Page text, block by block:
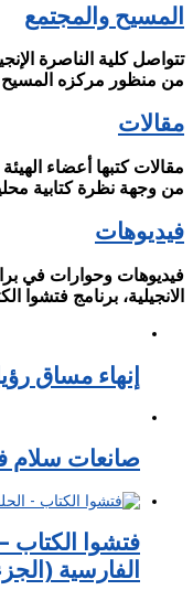
المسيح والمجتمع
تتواصل كلية الناصرة
من منظور مركزه المسيح
مقالات
مقالات كتبها أعضاء
من وجهة نظرة كتابية
فيديوهات
فيديوهات وحوارات في
الانجيلية، برنامج
إنهاء مساق
صانعات سلام
فتشوا الكتاب
الفارسية